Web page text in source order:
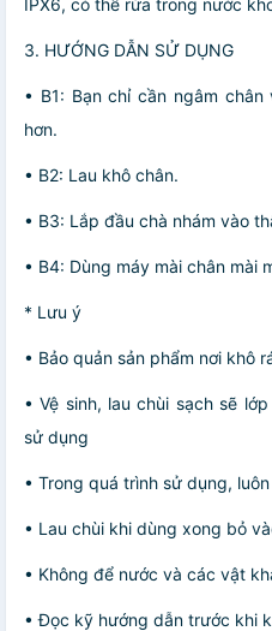
3. HƯỚNG DẪN SỬ DỤNG
• B1: Bạn chỉ cần ngâm
hơn.
• B2: Lau khô chân.
• B3: Lắp đầu chà nhám vào
• B4: Dùng máy mài chân mài
* Lưu ý
• Bảo quản sản phẩm nơi khô
• Vệ sinh, lau chùi sạch sẽ
sử dụng
• Trong quá trình sử dụng,
• Lau chùi khi dùng xong bỏ
• Không để nước và các vật
• Đọc kỹ hướng dẫn trước khi